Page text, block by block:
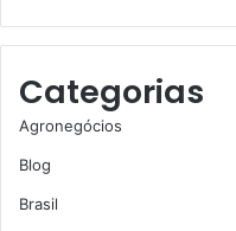
Categorias
Agronegócios
Blog
Brasil